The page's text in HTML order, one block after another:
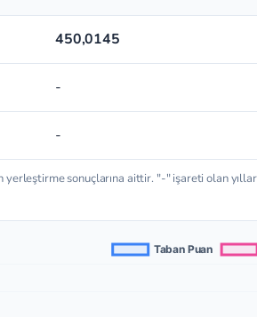
450,0145
-
-
sonuçlarına aittir. "-" işareti olan